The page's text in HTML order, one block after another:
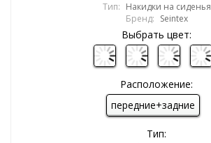
Тип: Накидки на сиденья
Бренд: Seintex
Выбрать цвет:
Расположение:
передние+задние
Тип: